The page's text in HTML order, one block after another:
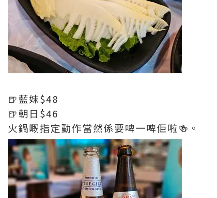
🍺藍妹$48
🍺朝日$46
火鍋嘅指定動作當然係要啤一啤佢啦🍻。